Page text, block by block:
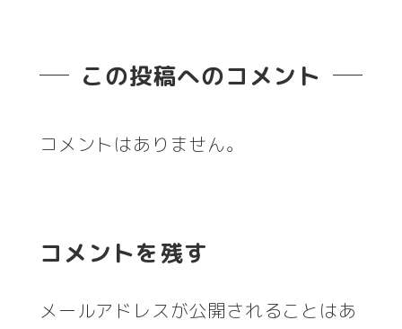
この投稿へのコメント
コメントはありません。
コメントを残す
メールアドレスが公開されることはあ